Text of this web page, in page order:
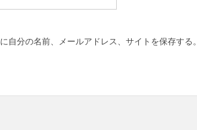
自分の名前、メールアドレス、サイトを保存する。